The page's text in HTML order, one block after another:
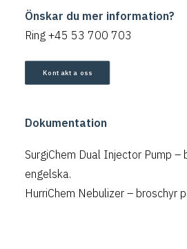
Önskar du mer information?
Ring +45 53 700 703
Kontakta oss
Dokumentation
SurgiChem Dual Injector Pump –
engelska.
HurriChem Nebulizer – broschyr